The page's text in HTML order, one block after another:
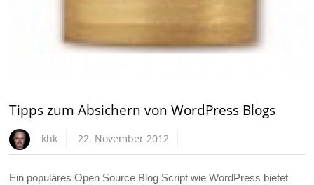
Tipps zum Absichern von WordPress Blogs
khk 22. November 2012
Ein populäres Open Source Blog Script wie WordPress bietet